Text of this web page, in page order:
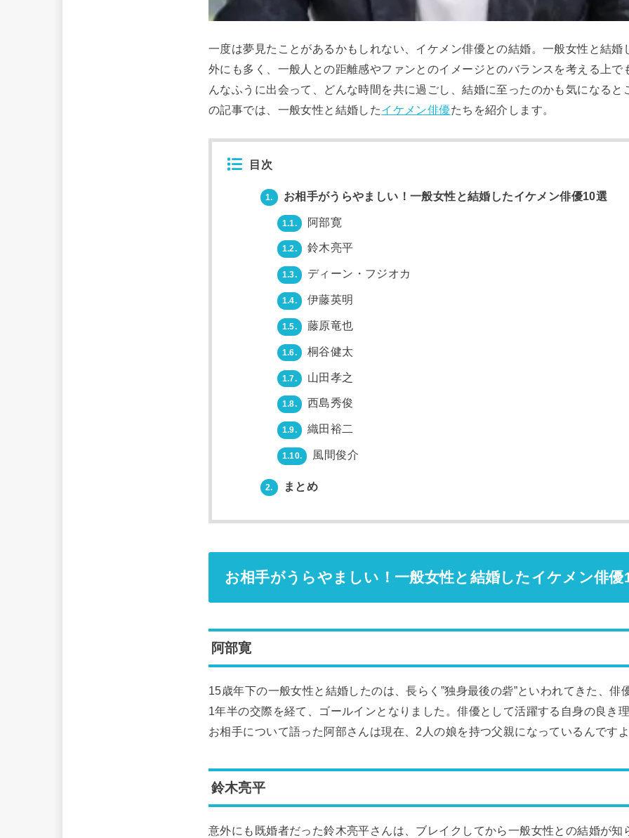
一度は夢見たことがあるかもしれない、イケメン俳優との結婚。一般女性と結婚
外にも多く、一般人との距離感やファンとのイメージとのバランスを考える上で
んなふうに出会って、どんな時間を共に過ごし、結婚に至ったのかも気になると
の記事では、一般女性と結婚したイケメン俳優たちを紹介します。
目次
1. お相手がうらやましい！一般女性と結婚したイケメン俳優10選
1.1. 阿部寛
1.2. 鈴木亮平
1.3. ディーン・フジオカ
1.4. 伊藤英明
1.5. 藤原竜也
1.6. 桐谷健太
1.7. 山田孝之
1.8. 西島秀俊
1.9. 織田裕二
1.10. 風間俊介
2. まとめ
お相手がうらやましい！一般女性と結婚したイケメン俳優
阿部寛
15歳年下の一般女性と結婚したのは、長らく”独身最後の砦”といわれてきた、俳
1年半の交際を経て、ゴールインとなりました。俳優として活躍する自身の良き
お相手について語った阿部さんは現在、2人の娘を持つ父親になっているんです
鈴木亮平
意外にも既婚者だった鈴木亮平さんは、ブレイクしてから一般女性との結婚が知